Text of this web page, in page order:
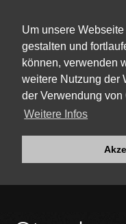
Um unsere
gestalten und
können, verwenden
weitere Nutzung der
der Verwendung von
Weitere Infos